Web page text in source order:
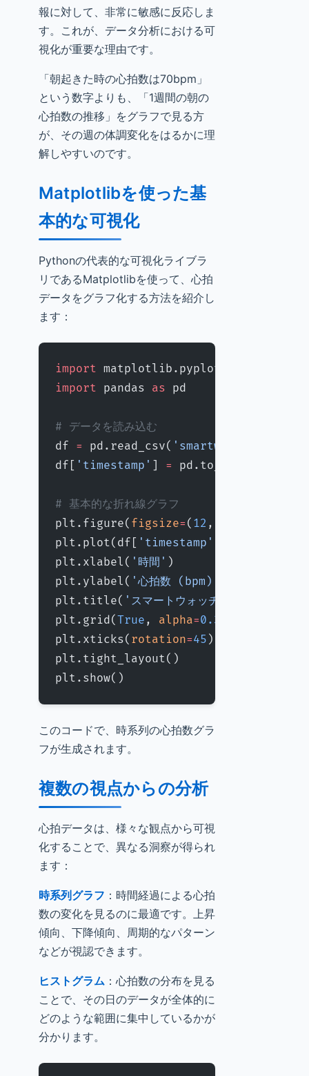
報に対して、非常に敏感に反応しま
す。これが、データ分析における可
視化が重要な理由です。
「朝起きた時の心拍数は70bpm」
という数字よりも、「1週間の朝の
心拍数の推移」をグラフで見る方
が、その週の体調変化をはるかに理
解しやすいのです。
Matplotlibを使った基
本的な可視化
Pythonの代表的な可視化ライブラ
リであるMatplotlibを使って、心拍
データをグラフ化する方法を紹介し
ます：
import matplotlib.pyplot
import pandas as pd
# データを読み込む
df = pd.read_csv(
df[ 'timestamp' ] = pd.to_datetime(df[
# 基本的な折れ線グラフ
plt.figure( figsize= ( 12 ,
plt.plot(df[ 'timestamp'
plt.xlabel( '時間' )
plt.ylabel( '心拍数 (bpm)'
plt.title( 'スマートウォッチの心拍数推移'
plt.grid( True , alpha=0.3
plt.xticks( rotation=45 )
plt.tight_layout()
plt.show()
このコードで、時系列の心拍数グラ
フが生成されます。
複数の視点からの分析
心拍データは、様々な観点から可視
化することで、異なる洞察が得られ
ます：
時系列グラフ ：時間経過による心拍
数の変化を見るのに最適です。上昇
傾向、下降傾向、周期的なパターン
などが視認できます。
ヒストグラム ：心拍数の分布を見る
ことで、その日のデータが全体的に
どのような範囲に集中しているかが
分かります。